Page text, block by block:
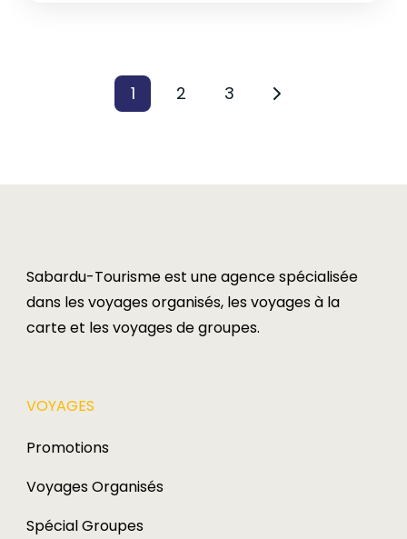
Pagination
Page
1 Page
2 Page
3
Sabardu-Tourisme est une agence spécialisée
dans les voyages organisés, les voyages à la
carte et les voyages de groupes.​
VOYAGES​
Promotions
Voyages Organisés
Spécial Groupes